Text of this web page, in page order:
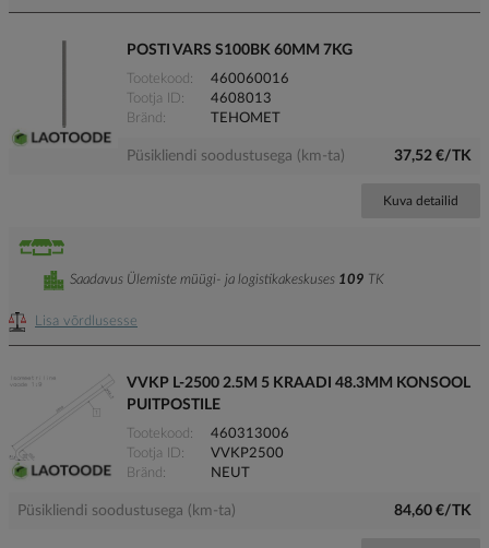
POSTI VARS S100BK 60MM 7KG
Tootekood
460060016
Tootja ID
4608013
Bränd
TEHOMET
Püsikliendi soodustusega (km-ta) 37,52 €/TK
Kuva detailid
Lisa võrdlusesse
Saadavus Ülemiste müügi- ja logistikakeskuses 109 TK
VVKP L-2500 2.5M 5 KRAADI 48.3MM KONSOOL
PUITPOSTILE
Tootekood
460313006
Tootja ID
VVKP2500
Bränd
NEUT
Püsikliendi soodustusega (km-ta) 84,60 €/TK